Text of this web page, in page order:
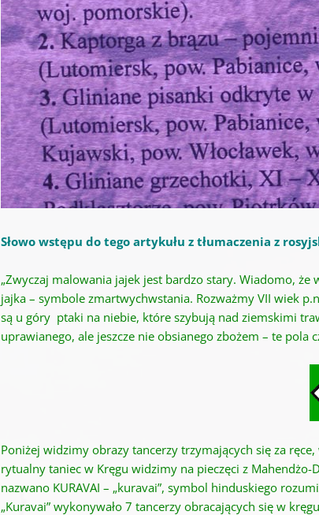
Słowo wstępu do tego artykułu z tłumaczenia z
„Zwyczaj malowania jajek jest bardzo stary. Wiadomo,
jajka – symbole zmartwychwstania. Rozważmy VII wiek
są u góry ptaki na niebie, które szybują nad ziemskimi
uprawianego, ale jeszcze nie obsianego zbożem – te pola
Poniżej widzimy obrazy tancerzy trzymających się za
rytualny taniec w Kręgu widzimy na pieczęci z
nazwano KURAVAI – „kuravai”, symbol hinduskiego
„Kuravai” wykonywało 7 tancerzy obracających się w